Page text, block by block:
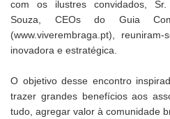
com os ilustres convidados,
Souza, CEOs do Guia
(www.viverembraga.pt),
inovadora e estratégica.
O objetivo desse encontro
trazer grandes benefícios aos
tudo, agregar valor à comunidade